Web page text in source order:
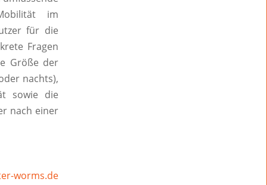
im
für die
Fragen
Größe der
nachts),
sowie die
nach einer
worms.de